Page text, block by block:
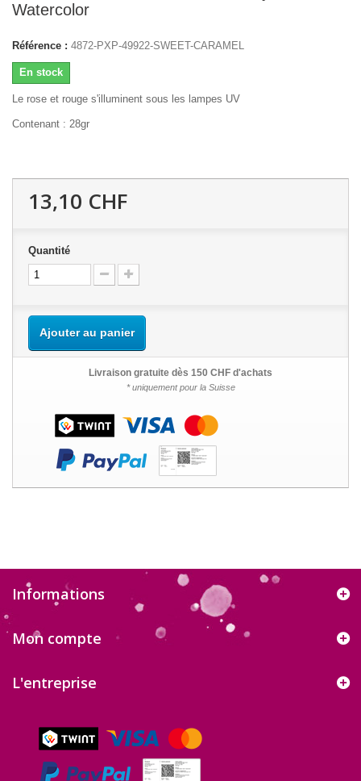
Watercolor
Référence : 4872-PXP-49922-SWEET-CARAMEL
En stock
Le rose et rouge s'illuminent sous les lampes UV
Contenant : 28gr
13,10 CHF
Quantité
Ajouter au panier
Livraison gratuite dès 150 CHF d'achats
* uniquement pour la Suisse
Informations
Mon compte
L'entreprise